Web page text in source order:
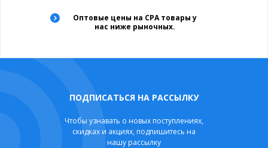
Оптовые цены на CPA товары у
нас ниже рыночных.
ПОДПИСАТЬСЯ НА РАССЫЛКУ
Чтобы узнавать о новых поступлениях,
скидках и акциях, подпишитесь на
нашу рассылку